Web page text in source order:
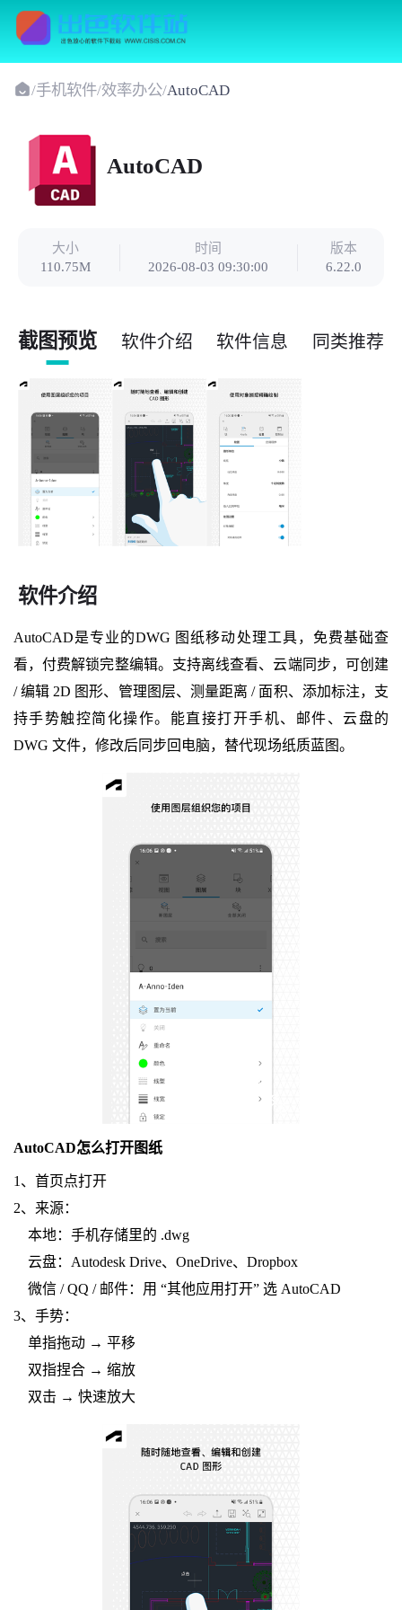
/手机软件/效率办公/AutoCAD
AutoCAD
大小
110.75M
时间
2026-08-03 09:30:00
版本
6.22.0
截图预览 软件介绍 软件信息 同类推荐
软件介绍
AutoCAD是专业的DWG 图纸移动处理工具，免费基础查
看，付费解锁完整编辑。支持离线查看、云端同步，可创建
/ 编辑 2D 图形、管理图层、测量距离 / 面积、添加标注，支
持手势触控简化操作。能直接打开手机、邮件、云盘的
DWG 文件，修改后同步回电脑，替代现场纸质蓝图。
AutoCAD怎么打开图纸
1、首页点打开
2、来源：
本地：手机存储里的 .dwg
云盘：Autodesk Drive、OneDrive、Dropbox
微信 / QQ / 邮件：用 “其他应用打开” 选 AutoCAD
3、手势：
单指拖动 → 平移
双指捏合 → 缩放
双击 → 快速放大